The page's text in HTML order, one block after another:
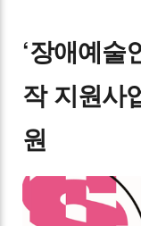
‘장애예술
작 지원사
원